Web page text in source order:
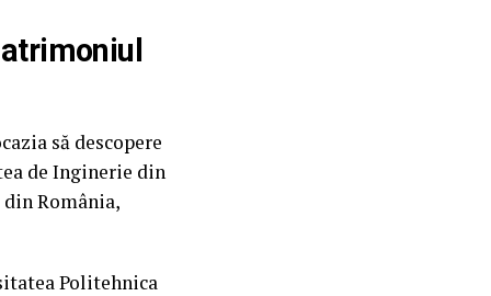
să descopere
de Inginerie din
România,
Politehnica